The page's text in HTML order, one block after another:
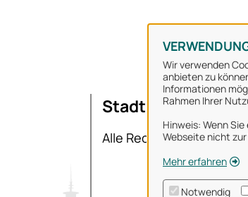
Wir verwenden
anbieten zu
Informationen
Rahmen Ihrer
Hinweis: Wenn
Webseite nicht
Mehr erfahren
Notwendig
Stadt Osnabrück
Alle Rechte vorbehalten